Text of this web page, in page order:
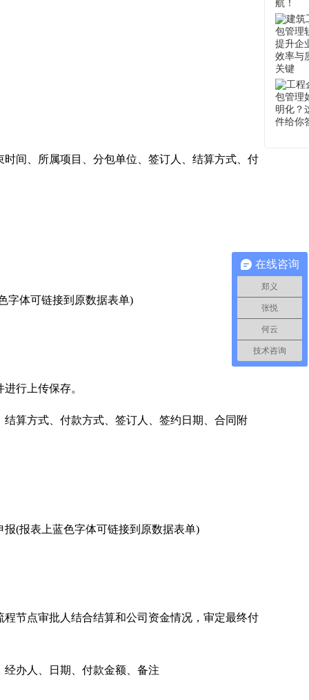
、所属项目、分包单位、签订人、结算方式、付
体可链接到原数据表单)
行上传保存。
算方式、付款方式、签订人、签约日期、合同附
(报表上蓝色字体可链接到原数据表单)
点审批人结合结算和公司资金情况，审定最终付
办人、日期、付款金额、备注
在线咨询
郑义
张悦
何云
技术咨询